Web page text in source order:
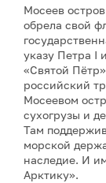
Мосеев
обрела свой
указу Петра I
«Святой
российский
Мосеевом
сухогрузы и
Там
морской
наследие. И
Арктику».